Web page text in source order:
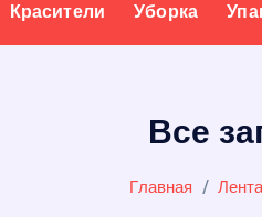
Красители Уборка
Все
Главная